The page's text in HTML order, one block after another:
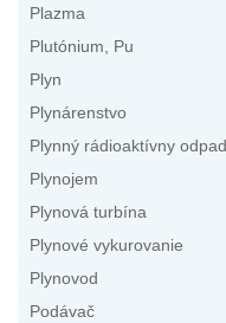
Plazma
Plutónium, Pu
Plyn
Plynárenstvo
Plynný rádioaktívny odpad
Plynojem
Plynová turbína
Plynové vykurovanie
Plynovod
Podávač